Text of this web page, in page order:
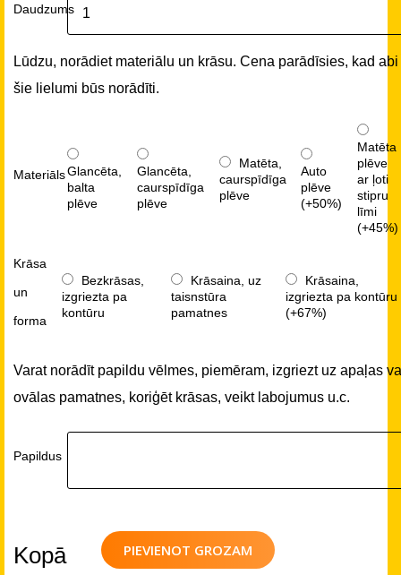
Daudzums
Lūdzu, norādiet materiālu un krāsu. Cena parādīsies, kad abi
šie lielumi būs norādīti.
MateriālsGlancēta,
balta
plēve
Glancēta,
caurspīdīga
plēve
Matēta,
caurspīdīga
plēve
Auto
plēve
(+50%)
Matēta
plēve
ar ļoti
stipru
līmi
(+45%)
Krāsa
un
forma
Bezkrāsas,
izgriezta pa
kontūru
Krāsaina, uz
taisnstūra
pamatnes
Krāsaina,
izgriezta pa kontūru
(+67%)
Varat norādīt papildu vēlmes, piemēram, izgriezt uz apaļas
ovālas pamatnes, koriģēt krāsas, veikt labojumus u.c.
Papildus
PIEVIENOT GROZAM
Kopā